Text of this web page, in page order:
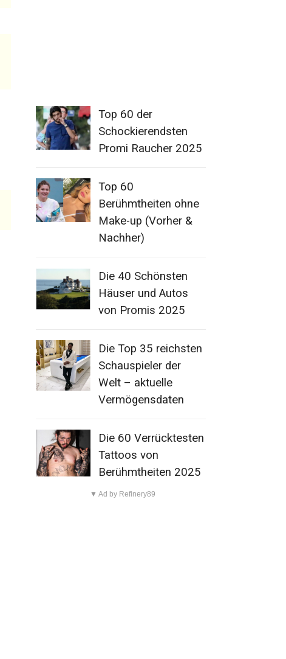
Top 60 der
Schockierendsten
Promi Raucher 2025
Top 60
Berühmtheiten ohne
Make-up (Vorher &
Nachher)
Die 40 Schönsten
Häuser und Autos
von Promis 2025
Die Top 35 reichsten
Schauspieler der
Welt – aktuelle
Vermögensdaten
Die 60 Verrücktesten
Tattoos von
Berühmtheiten 2025
▼ Ad by Refinery89